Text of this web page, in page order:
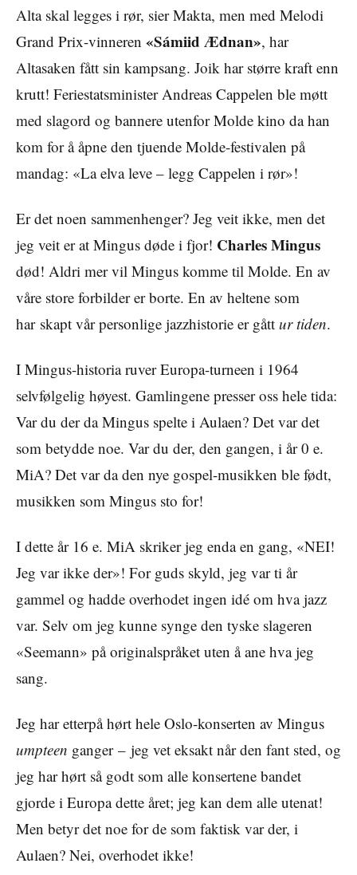
Alta skal legges i rør, sier Makta, men med Melodi
Grand Prix-vinneren «Sámiid Ædnan», har
Altasaken fått sin kampsang. Joik har større kraft enn
krutt! Feriestatsminister Andreas Cappelen ble møtt
med slagord og bannere utenfor Molde kino da han
kom for å åpne den tjuende Molde-festivalen på
mandag: «La elva leve – legg Cappelen i rør»!
Er det noen sammenhenger? Jeg veit ikke, men det
jeg veit er at Mingus døde i fjor! Charles Mingus
død! Aldri mer vil Mingus komme til Molde. En av
våre store forbilder er borte. En av heltene som
har skapt vår personlige jazzhistorie er gått ur tiden.
I Mingus-historia ruver Europa-turneen i 1964
selvfølgelig høyest. Gamlingene presser oss hele tida:
Var du der da Mingus spelte i Aulaen? Det var det
som betydde noe. Var du der, den gangen, i år 0 e.
MiA? Det var da den nye gospel-musikken ble født,
musikken som Mingus sto for!
I dette år 16 e. MiA skriker jeg enda en gang, «NEI!
Jeg var ikke der»! For guds skyld, jeg var ti år
gammel og hadde overhodet ingen idé om hva jazz
var. Selv om jeg kunne synge den tyske slageren
«Seemann» på originalspråket uten å ane hva jeg
sang.
Jeg har etterpå hørt hele Oslo-konserten av Mingus
umpteen ganger – jeg vet eksakt når den fant sted, og
jeg har hørt så godt som alle konsertene bandet
gjorde i Europa dette året; jeg kan dem alle utenat!
Men betyr det noe for de som faktisk var der, i
Aulaen? Nei, overhodet ikke!